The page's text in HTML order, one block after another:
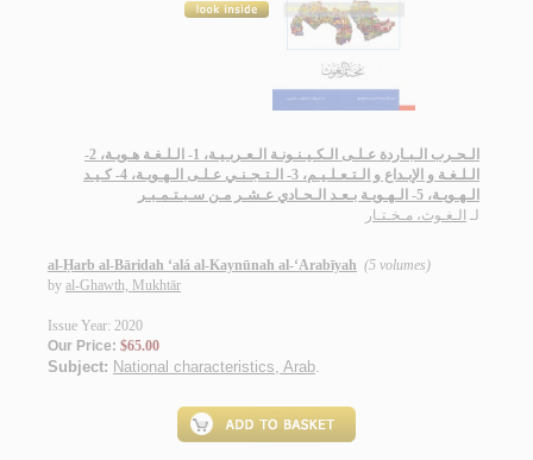
الـحـرب الـبـاردة عـلـى الـكـيـنـونـة الـعـربـيـة، 1- الـلـغـة هـويـة، 2-
الـلـغـة و الإبـداع و الـتـعـلـيـم، 3- الـتـجـنـي عـلـى الـهـويـة، 4- كـيـد
الـهـويـة، 5- الـهـويـة بـعـد الـحـادي عـشـر مـن سـبـتـمـبـر
لـ الـغـوث، مـخـتـار
al-Ḥarb al-Bāridah ‘alá al-Kaynūnah al-‘Arabīyah (5 volumes)
by al-Ghawth, Mukhtār
Issue Year: 2020
Our Price: $65.00
Subject: National characteristics, Arab.